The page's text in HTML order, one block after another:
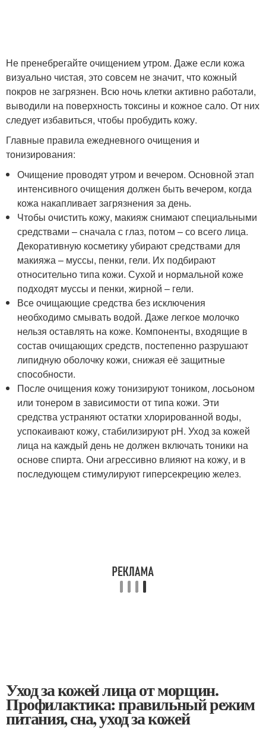
Не пренебрегайте очищением утром. Даже если кожа
визуально чистая, это совсем не значит, что кожный
покров не загрязнен. Всю ночь клетки активно работали,
выводили на поверхность токсины и кожное сало. От них
следует избавиться, чтобы пробудить кожу.
Главные правила ежедневного очищения и
тонизирования:
Очищение проводят утром и вечером. Основной этап
интенсивного очищения должен быть вечером, когда
кожа накапливает загрязнения за день.
Чтобы очистить кожу, макияж снимают специальными
средствами – сначала с глаз, потом – со всего лица.
Декоративную косметику убирают средствами для
макияжа – муссы, пенки, гели. Их подбирают
относительно типа кожи. Сухой и нормальной коже
подходят муссы и пенки, жирной – гели.
Все очищающие средства без исключения
необходимо смывать водой. Даже легкое молочко
нельзя оставлять на коже. Компоненты, входящие в
состав очищающих средств, постепенно разрушают
липидную оболочку кожи, снижая её защитные
способности.
После очищения кожу тонизируют тоником, лосьоном
или тонером в зависимости от типа кожи. Эти
средства устраняют остатки хлорированной воды,
успокаивают кожу, стабилизируют рH. Уход за кожей
лица на каждый день не должен включать тоники на
основе спирта. Они агрессивно влияют на кожу, и в
последующем стимулируют гиперсекрецию желез.
Уход за кожей лица от морщин.
Профилактика: правильный режим
питания, сна, уход за кожей